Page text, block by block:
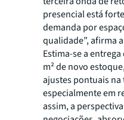
presencial está
demanda por
qualidade”, afirma
Estima-se a
m² de novo
ajustes pontuais na
especialmente em
assim, a